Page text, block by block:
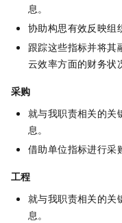
息。
协助构思有效反映组
跟踪这些指标并将其
云效率方面的财务状
采购
就与我职责相关的关
息。
借助单位指标进行采
工程
就与我职责相关的关
息。